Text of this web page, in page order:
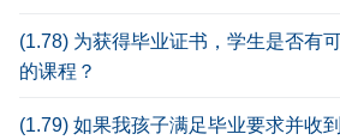
(1.78) 为获得毕业证书，学生是否有
的课程？
(1.79) 如果我孩子满足毕业要求并收